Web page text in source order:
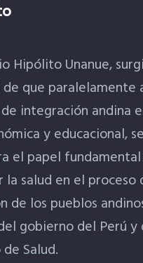
Hipólito Unanue,
que paralelamente
integración andina
y educacional, se
el papel
la salud en el proceso
de los pueblos
gobierno del Perú y
Salud.